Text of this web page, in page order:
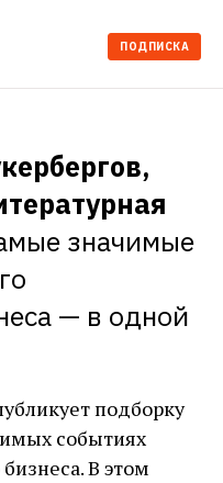
ПОДПИСКА
значимые
— в одной
подборку
событиях
В этом